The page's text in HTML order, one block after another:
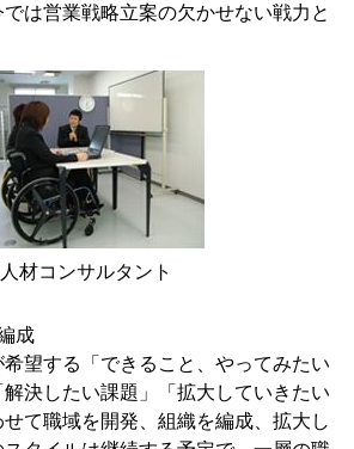
は営業戦略立案の欠かせない戦力と
人材コンサルタント
成
望する「できること、やってみたい
決したい課題」「拡大していきたい
て職域を開発、組織を編成、拡大し